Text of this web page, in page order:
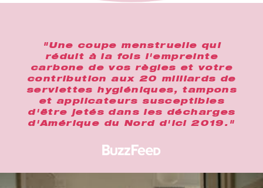
"Une coupe menstruelle qui
réduit à la fois l'empreinte
carbone de vos règles et votre
contribution aux 20 milliards de
serviettes hygiéniques, tampons
et applicateurs susceptibles
d'être jetés dans les décharges
d'Amérique du Nord d'ici 2019."